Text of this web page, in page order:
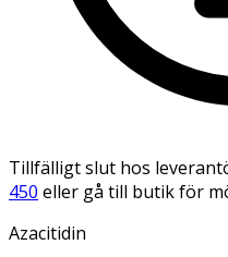
Tillfälligt slut hos
450 eller gå till butik för
Azacitidin